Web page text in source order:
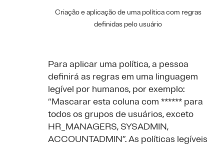
Criação e aplicação de uma política com regras
definidas pelo usuário
Para aplicar uma política, a pessoa
definirá as regras em uma linguagem
legível por humanos, por exemplo:
“Mascarar esta coluna com ****** para
todos os grupos de usuários, exceto
HR_MANAGERS, SYSADMIN,
ACCOUNTADMIN”. As políticas legíveis